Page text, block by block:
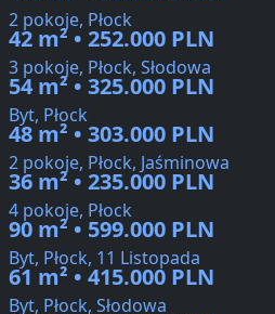
2 pokoje, Płock
42 m² • 252.000 PLN
3 pokoje, Płock, Słodowa
54 m² • 325.000 PLN
Byt, Płock
48 m² • 303.000 PLN
2 pokoje, Płock, Jaśminowa
36 m² • 235.000 PLN
4 pokoje, Płock
90 m² • 599.000 PLN
Byt, Płock, 11 Listopada
61 m² • 415.000 PLN
Byt, Płock, Słodowa